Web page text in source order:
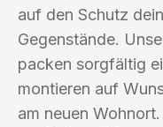
auf den Schutz
Gegenstände.
packen sorgfältig
montieren auf
am neuen